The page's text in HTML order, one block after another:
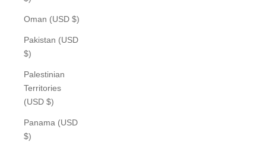
Oman (USD $)
Pakistan (USD
$)
Palestinian
Territories
(USD $)
Panama (USD
$)